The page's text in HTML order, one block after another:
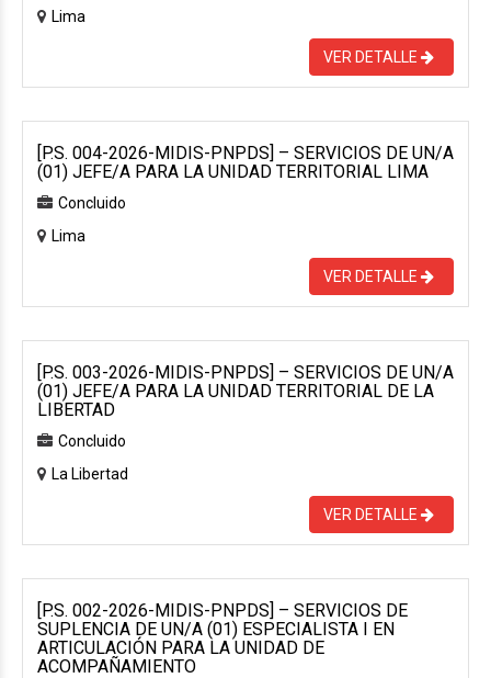
Lima
VER DETALLE
[P.S. 004-2026-MIDIS-PNPDS] – SERVICIOS DE UN/A
(01) JEFE/A PARA LA UNIDAD TERRITORIAL LIMA
Concluido
Lima
VER DETALLE
[P.S. 003-2026-MIDIS-PNPDS] – SERVICIOS DE UN/A
(01) JEFE/A PARA LA UNIDAD TERRITORIAL DE LA
LIBERTAD
Concluido
La Libertad
VER DETALLE
[P.S. 002-2026-MIDIS-PNPDS] – SERVICIOS DE
SUPLENCIA DE UN/A (01) ESPECIALISTA I EN
ARTICULACIÓN PARA LA UNIDAD DE
ACOMPAÑAMIENTO